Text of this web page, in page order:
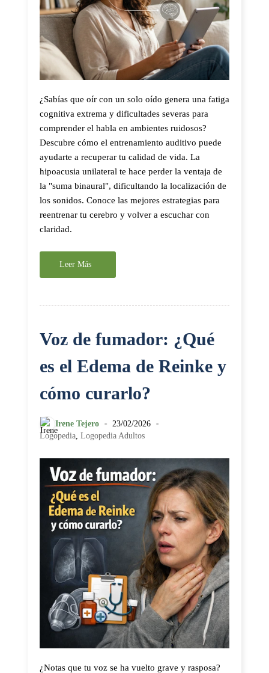
¿Sabías que oír con un solo oído genera una fatiga
cognitiva extrema y dificultades severas para
comprender el habla en ambientes ruidosos?
Descubre cómo el entrenamiento auditivo puede
ayudarte a recuperar tu calidad de vida. La
hipoacusia unilateral te hace perder la ventaja de
la "suma binaural", dificultando la localización de
los sonidos. Conoce las mejores estrategias para
reentrenar tu cerebro y volver a escuchar con
claridad.
Leer Más
Voz de fumador: ¿Qué
es el Edema de Reinke y
cómo curarlo?
Irene Tejero • 23/02/2026 •
Logopedia, Logopedia Adultos
¿Notas que tu voz se ha vuelto grave y rasposa?